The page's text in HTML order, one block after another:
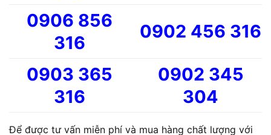
0906 856
316
0902 456 316
0903 365
316
0902 345
304
Để được tư vấn miễn phí và mua hàng chất lượng với